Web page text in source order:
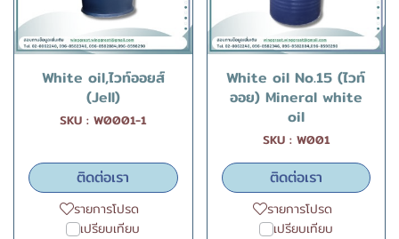
White oil,ไวท์ออยส์
(Jell)
SKU : W0001-1
ติดต่อเรา
รายการโปรด
เปรียบเทียบ
White oil No.15 (ไวท์
ออย) Mineral white
oil
SKU : W001
ติดต่อเรา
รายการโปรด
เปรียบเทียบ